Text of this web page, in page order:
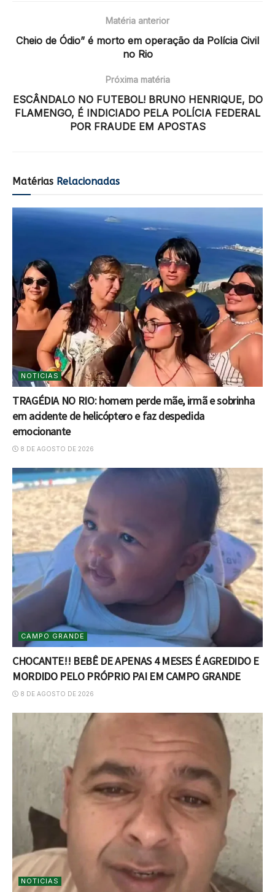
Matéria anterior
Cheio de Ódio” é morto em operação da Polícia Civil
no Rio
Próxima matéria
ESCÂNDALO NO FUTEBOL! BRUNO HENRIQUE, DO
FLAMENGO, É INDICIADO PELA POLÍCIA FEDERAL
POR FRAUDE EM APOSTAS
Matérias Relacionadas
NOTICIAS
TRAGÉDIA NO RIO: homem perde mãe, irmã e sobrinha
em acidente de helicóptero e faz despedida
emocionante
8 DE AGOSTO DE 2026
CAMPO GRANDE
CHOCANTE!! BEBÊ DE APENAS 4 MESES É AGREDIDO E
MORDIDO PELO PRÓPRIO PAI EM CAMPO GRANDE
8 DE AGOSTO DE 2026
NOTICIAS